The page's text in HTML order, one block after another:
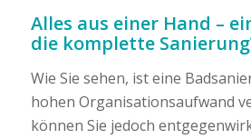
Alles aus einer Hand –
die komplette
Wie Sie sehen, ist eine
hohen Organisationsaufwand
können Sie jedoch